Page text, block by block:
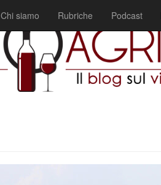
Chi siamo Rubriche Podcast